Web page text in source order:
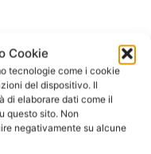
Cookie
tecnologie come i cookie
del dispositivo. Il
di elaborare dati come il
questo sito. Non
negativamente su alcune
non solo
tutti i luoghi
più
si possa